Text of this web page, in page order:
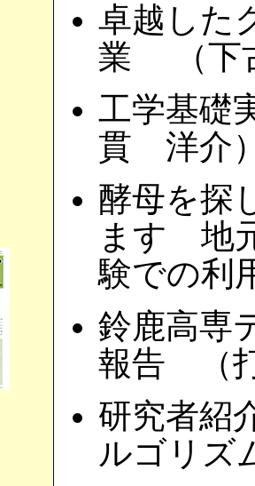
卓越した
業 （下
工学基礎
貫 洋介
酵母を探
ます 地
験での利
鈴鹿高専
報告 （
研究者紹
ルゴリ